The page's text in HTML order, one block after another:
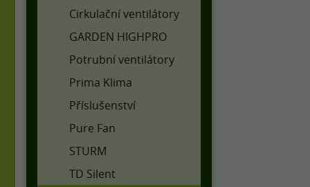
Cirkulační ventilátory
GARDEN HIGHPRO
Potrubní ventilátory
Prima Klima
Příslušenství
Pure Fan
STURM
TD Silent